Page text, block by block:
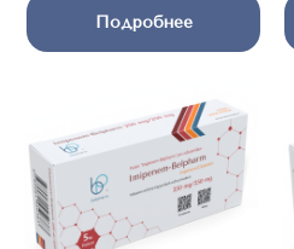
Подробнее